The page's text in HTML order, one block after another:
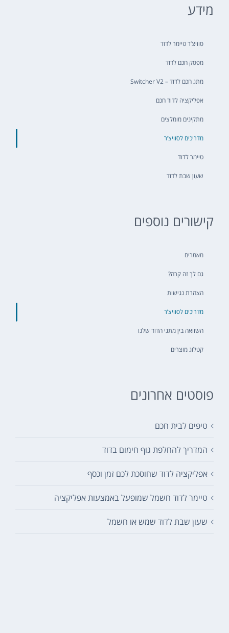
מידע
סוויצ’ר טיימר לדוד
מפסק חכם לדוד
מתג חכם לדוד – Switcher V2
אפליקציה לדוד חכם
מתקינים מומלצים
מדריכים לסוויצ’ר
טיימר לדוד
שעון שבת לדוד
קישורים נוספים
מאמרים
גם לך זה קרה?
הצהרת נגישות
מדריכים לסוויצ’ר
השוואה בין מתגי הדוד שלנו
קטלוג מוצרים
פוסטים אחרונים
טיפים לבית חכם
המדריך להחלפת גוף חימום בדוד
אפליקציה לדוד שחוסכת לכם זמן וכסף
טיימר לדוד חשמל שמופעל באמצעות אפליקציה
שעון שבת לדוד שמש או חשמל